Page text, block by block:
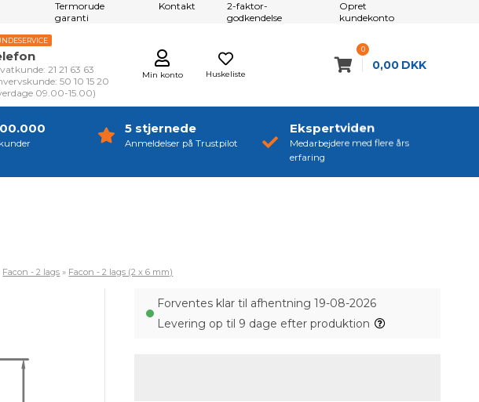
Termorude
garanti
Kontakt
2-faktor-
godkendelse
Opret
kundekonto
Huskeliste
Min konto
21 21 63 63
50 10 15 20
09.00-15.00)
0
0,00 DKK
5 stjernede
Anmeldelser på Trustpilot
Ekspertviden
Medarbejdere med flere års
erfaring
Facon - 2 lags » Facon - 2 lags (2 x 6 mm)
Forventes klar til afhentning 19-08-2026
Levering op til 9 dage efter produktion